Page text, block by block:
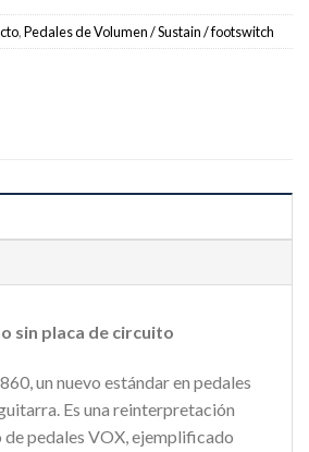
,Pedales de Volumen / Sustain / footswitch
sin placa de circuito
un nuevo estándar en pedales
Es una reinterpretación
de pedales VOX, ejemplificado